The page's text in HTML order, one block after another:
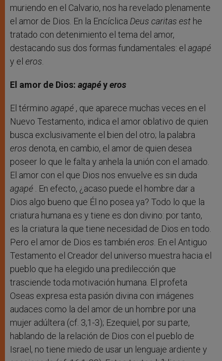
muriendo en el Calvario, nos ha revelado plenamente
el amor de Dios. En la Encíclica Deus caritas est he
tratado con detenimiento el tema del amor,
destacando sus dos formas fundamentales: el agapé
y el eros.
El amor de Dios: agapéyeros
El término agapé , que aparece muchas veces en el
Nuevo Testamento, indica el amor oblativo de quien
busca exclusivamente el bien del otro; la palabra
eros denota, en cambio, el amor de quien desea
poseer lo que le falta y anhela la unión con el amado.
El amor con el que Dios nos envuelve es sin duda
agapé . En efecto, ¿acaso puede el hombre dar a
Dios algo bueno que Él no posea ya? Todo lo que la
criatura humana es y tiene es don divino: por tanto,
es la criatura la que tiene necesidad de Dios en todo.
Pero el amor de Dios es también eros. En el Antiguo
Testamento el Creador del universo muestra hacia el
pueblo que ha elegido una predilección que
trasciende toda motivación humana. El profeta
Oseas expresa esta pasión divina con imágenes
audaces como la del amor de un hombre por una
mujer adúltera (cf. 3,1-3); Ezequiel, por su parte,
hablando de la relación de Dios con el pueblo de
Israel, no tiene miedo de usar un lenguaje ardiente y